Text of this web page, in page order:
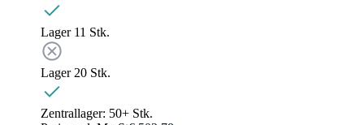
Lager 11 Stk.
Lager 20 Stk.
Zentrallager: 50+ Stk.